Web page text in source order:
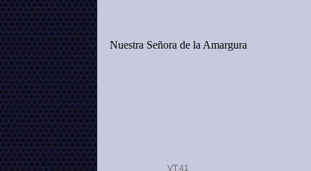
Nuestra Señora de la Amargura
VT.